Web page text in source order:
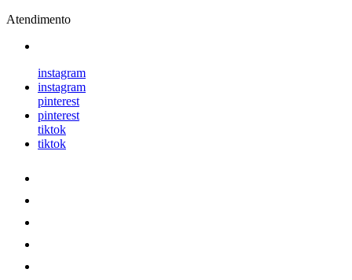
Atendimento
instagram
instagram
pinterest
pinterest
tiktok
tiktok